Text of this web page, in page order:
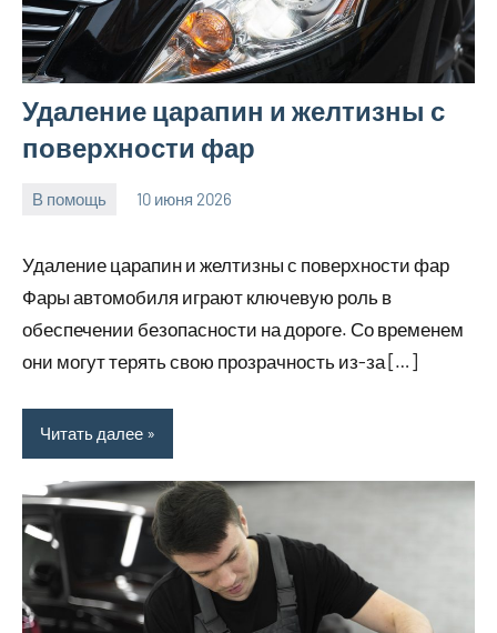
Удаление царапин и желтизны с
поверхности фар
В помощь 10 июня 2026
Удаление царапин и желтизны с поверхности фар
Фары автомобиля играют ключевую роль в
обеспечении безопасности на дороге. Со временем
они могут терять свою прозрачность из-за […]
Читать далее